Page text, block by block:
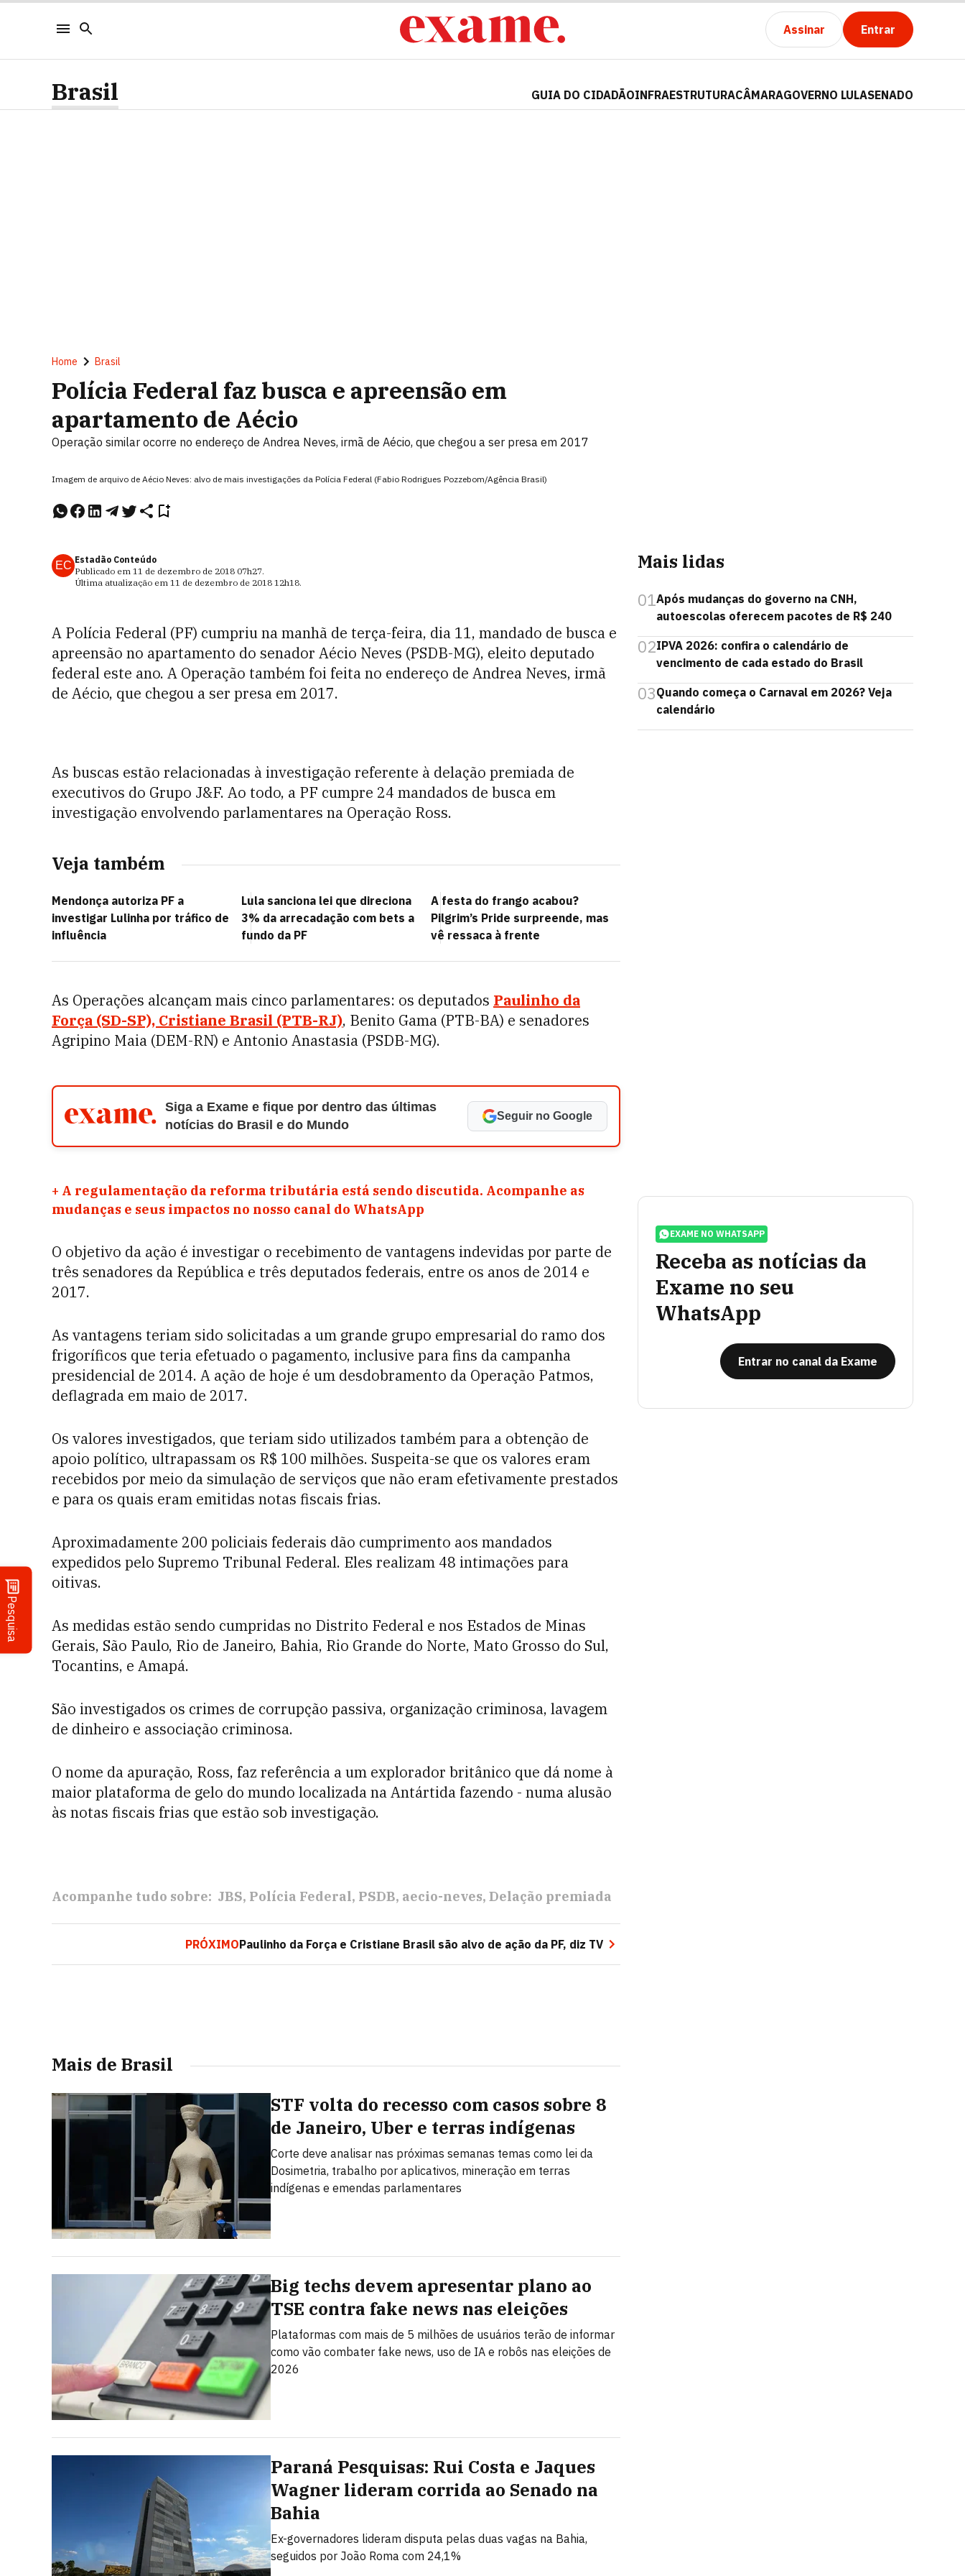
Assinar Entrar
Pesquisa
Brasil GUIA DO CIDADÃOINFRAESTRUTURACÂMARAGOVERNO LULASENADO
Home Brasil
Polícia Federal faz busca e apreensão em
apartamento de Aécio
Operação similar ocorre no endereço de Andrea Neves, irmã de Aécio, que chegou a ser presa em 2017
Imagem de arquivo de Aécio Neves: alvo de mais investigações da Polícia Federal (Fabio Rodrigues Pozzebom/Agência Brasil)
EC Estadão Conteúdo
Publicado em 11 de dezembro de 2018 07h27.
Última atualização em 11 de dezembro de 2018 12h18.
A Polícia Federal (PF) cumpriu na manhã de terça-feira, dia 11, mandado de busca e
apreensão no apartamento do senador Aécio Neves (PSDB-MG), eleito deputado
federal este ano. A Operação também foi feita no endereço de Andrea Neves, irmã
de Aécio, que chegou a ser presa em 2017.
As buscas estão relacionadas à investigação referente à delação premiada de
executivos do Grupo J&F. Ao todo, a PF cumpre 24 mandados de busca em
investigação envolvendo parlamentares na Operação Ross.
Veja também
Mendonça autoriza PF a
investigar Lulinha por tráfico de
influência
Lula sanciona lei que direciona
3% da arrecadação com bets a
fundo da PF
A festa do frango acabou?
Pilgrim’s Pride surpreende, mas
vê ressaca à frente
As Operações alcançam mais cinco parlamentares: os deputados Paulinho da
Força (SD-SP), Cristiane Brasil (PTB-RJ), Benito Gama (PTB-BA) e senadores
Agripino Maia (DEM-RN) e Antonio Anastasia (PSDB-MG).
Siga a Exame e fique por dentro das últimas
notícias do Brasil e do Mundo
Seguir no Google
+ A regulamentação da reforma tributária está sendo discutida. Acompanhe as
mudanças e seus impactos no nosso canal do WhatsApp
O objetivo da ação é investigar o recebimento de vantagens indevidas por parte de
três senadores da República e três deputados federais, entre os anos de 2014 e
2017.
As vantagens teriam sido solicitadas a um grande grupo empresarial do ramo dos
frigoríficos que teria efetuado o pagamento, inclusive para fins da campanha
presidencial de 2014. A ação de hoje é um desdobramento da Operação Patmos,
deflagrada em maio de 2017.
Os valores investigados, que teriam sido utilizados também para a obtenção de
apoio político, ultrapassam os R$ 100 milhões. Suspeita-se que os valores eram
recebidos por meio da simulação de serviços que não eram efetivamente prestados
e para os quais eram emitidas notas fiscais frias.
Aproximadamente 200 policiais federais dão cumprimento aos mandados
expedidos pelo Supremo Tribunal Federal. Eles realizam 48 intimações para
oitivas.
As medidas estão sendo cumpridas no Distrito Federal e nos Estados de Minas
Gerais, São Paulo, Rio de Janeiro, Bahia, Rio Grande do Norte, Mato Grosso do Sul,
Tocantins, e Amapá.
São investigados os crimes de corrupção passiva, organização criminosa, lavagem
de dinheiro e associação criminosa.
O nome da apuração, Ross, faz referência a um explorador britânico que dá nome à
maior plataforma de gelo do mundo localizada na Antártida fazendo - numa alusão
às notas fiscais frias que estão sob investigação.
Acompanhe tudo sobre: JBS Polícia Federal PSDB aecio-neves Delação premiada
PRÓXIMOPaulinho da Força e Cristiane Brasil são alvo de ação da PF, diz TV
Mais de Brasil
STF volta do recesso com casos sobre 8
de Janeiro, Uber e terras indígenas
Corte deve analisar nas próximas semanas temas como lei da
Dosimetria, trabalho por aplicativos, mineração em terras
indígenas e emendas parlamentares
Big techs devem apresentar plano ao
TSE contra fake news nas eleições
Plataformas com mais de 5 milhões de usuários terão de informar
como vão combater fake news, uso de IA e robôs nas eleições de
2026
Paraná Pesquisas: Rui Costa e Jaques
Wagner lideram corrida ao Senado na
Bahia
Ex-governadores lideram disputa pelas duas vagas na Bahia,
seguidos por João Roma com 24,1%
Mais lidas
01Após mudanças do governo na CNH,
autoescolas oferecem pacotes de R$ 240
02IPVA 2026: confira o calendário de
vencimento de cada estado do Brasil
03Quando começa o Carnaval em 2026? Veja
calendário
EXAME NO WHATSAPP
Receba as notícias da
Exame no seu
WhatsApp
Entrar no canal da Exame